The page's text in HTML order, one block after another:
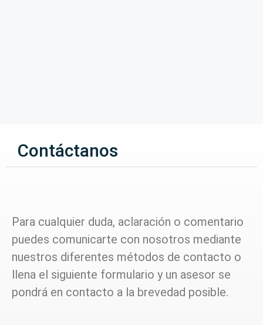
Contáctanos
Para cualquier duda, aclaración o comentario
puedes comunicarte con nosotros mediante
nuestros diferentes métodos de contacto o
llena el siguiente formulario y un asesor se
pondrá en contacto a la brevedad posible.